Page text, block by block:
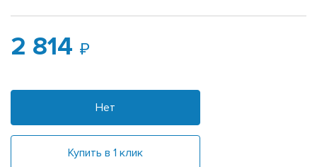
2 814
Нет
Купить в 1 клик